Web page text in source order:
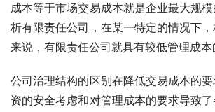
成本等于市场交易成本就是企业最大规
析有限责任公司，在某一特定的情况下
来说，有限责任公司就具有较低管理成本
公司治理结构的区别在降低交易成本的
资的安全考虑和对管理成本的要求导致